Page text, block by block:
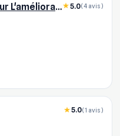
Epah Entreprise Pour L'amélioration De L'habitat 5.0(4 avis)
5.0(1 avis)